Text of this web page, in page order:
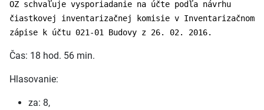
OZ schvaľuje vysporiadanie na účte podľa návrhu
čiastkovej inventarizačnej komisie v Inventarizačnom
zápise k účtu 021-01 Budovy z 26. 02. 2016.
Čas: 18 hod. 56 min.
Hlasovanie:
za: 8,